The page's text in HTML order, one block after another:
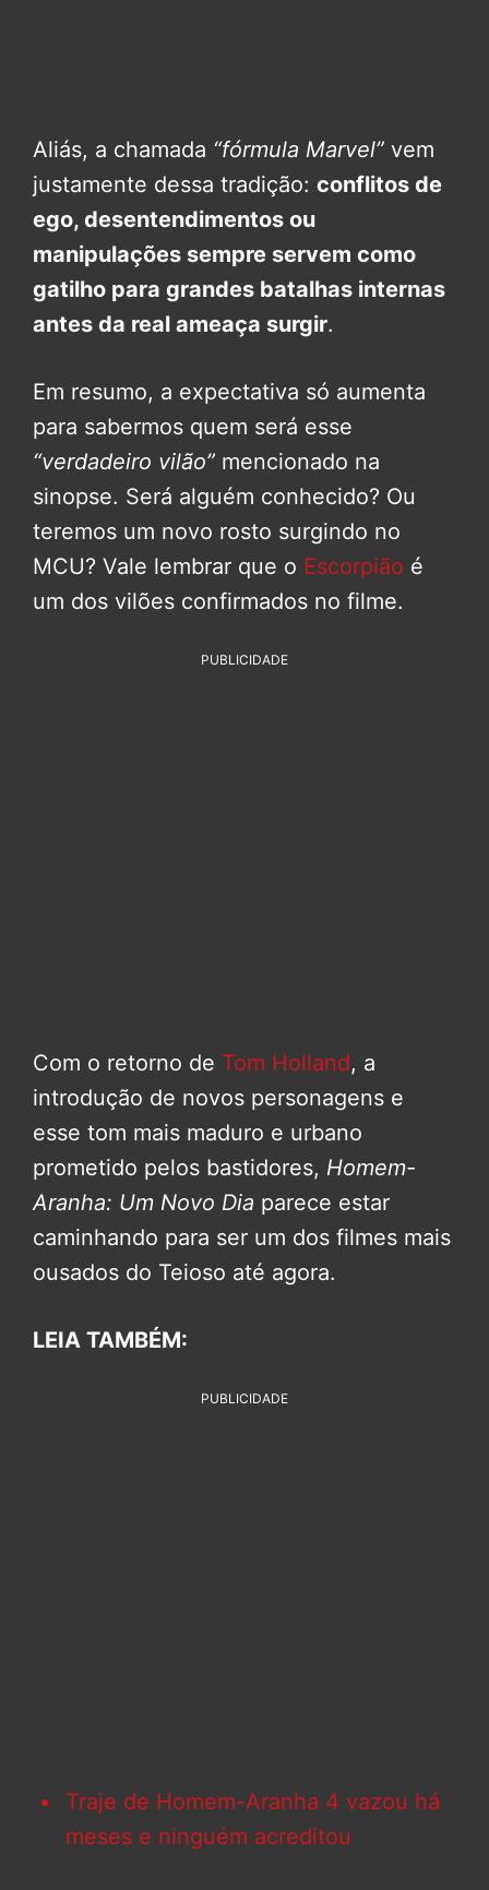
Aliás, a chamada “fórmula Marvel” vem
justamente dessa tradição: conflitos de
ego, desentendimentos ou
manipulações sempre servem como
gatilho para grandes batalhas internas
antes da real ameaça surgir.
Em resumo, a expectativa só aumenta
para sabermos quem será esse
“verdadeiro vilão” mencionado na
sinopse. Será alguém conhecido? Ou
teremos um novo rosto surgindo no
MCU? Vale lembrar que o Escorpião é
um dos vilões confirmados no filme.
PUBLICIDADE
Com o retorno de Tom Holland, a
introdução de novos personagens e
esse tom mais maduro e urbano
prometido pelos bastidores, Homem-
Aranha: Um Novo Dia parece estar
caminhando para ser um dos filmes mais
ousados do Teioso até agora.
LEIA TAMBÉM:
PUBLICIDADE
Traje de Homem-Aranha 4 vazou há
meses e ninguém acreditou